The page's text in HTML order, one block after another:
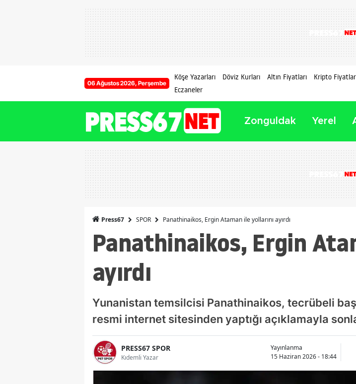
06 Ağustos 2026, Perşembe
Köşe Yazarları Döviz Kurları Altın Fiyatları
Kripto
Eczaneler
Zonguldak Yerel
Press67 SPOR Panathinaikos, Ergin Ataman ile yollarını ayırdı
Panathinaikos, Ergin
ayırdı
Yunanistan temsilcisi Panathinaikos, tecrübeli
resmi internet sitesinden yaptığı açıklamayla
PRESS67 SPOR
Kıdemli Yazar
Yayınlanma
15 Haziran 2026 - 18:44